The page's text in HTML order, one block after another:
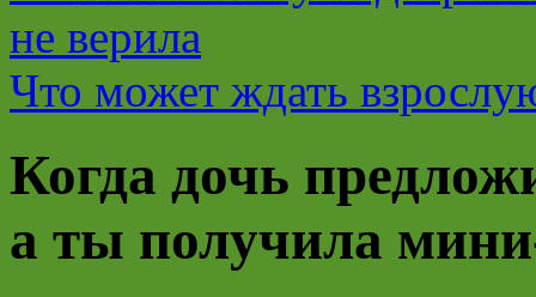
не верила
Что может ждать
Когда дочь
а ты получила